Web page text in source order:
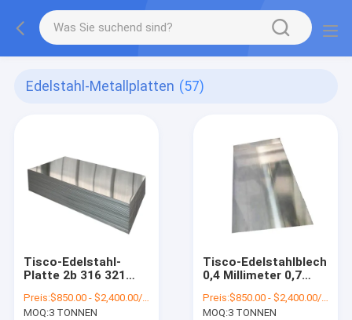
Edelstahl-Metallplatten (57)
Tisco-Edelstahl-
Platte 2b 316 321
1mm
Preis:$850.00 - $2,400.00/Tons
MOQ:3 TONNEN
Tisco-Edelstahlblech
0,4 Millimeter 0,7
201 316L 304 430
Preis:$850.00 - $2,400.00/Tons
MOQ:3 TONNEN